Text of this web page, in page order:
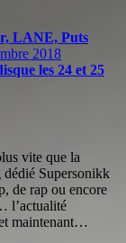
LANE, Puts
2018
les 24 et 25
vite que la
Supersonikk
de rap ou encore
l’actualité
maintenant…